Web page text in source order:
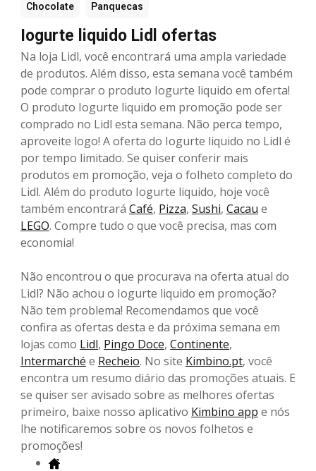
Chocolate Panquecas
Iogurte liquido Lidl ofertas
Na loja Lidl, você encontrará uma ampla variedade
de produtos. Além disso, esta semana você também
pode comprar o produto Iogurte liquido em oferta!
O produto Iogurte liquido em promoção pode ser
comprado no Lidl esta semana. Não perca tempo,
aproveite logo! A oferta do Iogurte liquido no Lidl é
por tempo limitado. Se quiser conferir mais
produtos em promoção, veja o folheto completo do
Lidl. Além do produto Iogurte liquido, hoje você
também encontrará Café, Pizza, Sushi, Cacau e
LEGO. Compre tudo o que você precisa, mas com
economia!
Não encontrou o que procurava na oferta atual do
Lidl? Não achou o Iogurte liquido em promoção?
Não tem problema! Recomendamos que você
confira as ofertas desta e da próxima semana em
lojas como Lidl, Pingo Doce, Continente,
Intermarché e Recheio. No site Kimbino.pt, você
encontra um resumo diário das promoções atuais. E
se quiser ser avisado sobre as melhores ofertas
primeiro, baixe nosso aplicativo Kimbino app e nós
lhe notificaremos sobre os novos folhetos e
promoções!